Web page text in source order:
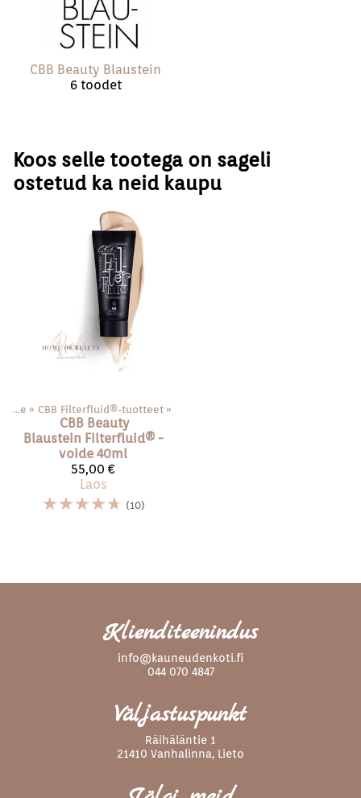
CBB Beauty Blaustein
6 toodet
Koos selle tootega on sageli
ostetud ka neid kaupu
Face ‪» CBB Filterfluid®️-tuotteet ‪»
CBB Beauty
Blaustein Filterfluid®️ -
voide 40ml
55,00 €
Laos
☆☆☆☆☆ (10)
Klienditeenindus
info@kauneudenkoti.fi
044 070 4847
Väljastuspunkt
Räihäläntie 1
21410 Vanhalinna, Lieto